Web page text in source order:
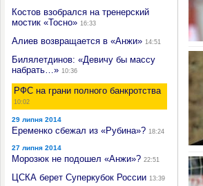
Костов взобрался на тренерский
мостик «Тосно» 16:33
Алиев возвращается в «Анжи» 14:51
Билялетдинов: «Девичу бы массу
набрать…» 10:36
РФС на грани полного банкротства
10:02
29 липня 2014
Еременко сбежал из «Рубина»? 18:24
27 липня 2014
Морозюк не подошел «Анжи»? 22:51
ЦСКА берет Суперкубок России 13:39